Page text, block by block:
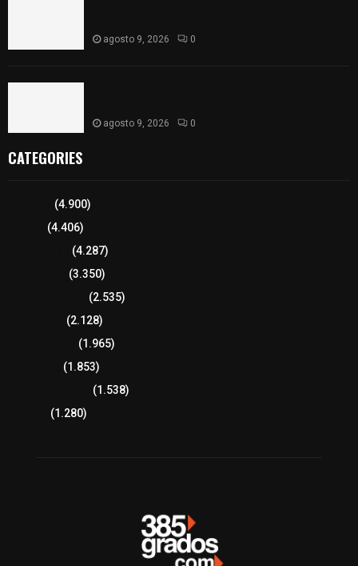
agosto 9, 2026 0
agosto 9, 2026 0
CATEGORIES
(4.900)
(4.406)
(4.287)
(3.350)
(2.535)
(2.128)
(1.965)
(1.853)
(1.538)
(1.280)